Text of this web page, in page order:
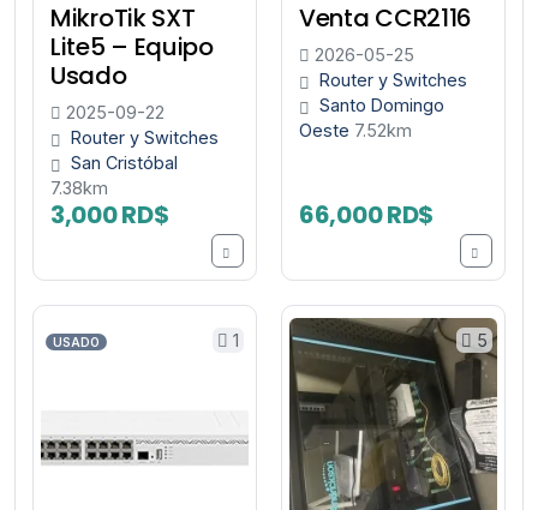
MikroTik SXT
Lite5 – Equipo
Usado
2025-09-22
Router y Switches
San Cristóbal
7.38km
3,000 RD$
Venta CCR2116
2026-05-25
Router y Switches
Santo Domingo
Oeste 7.52km
66,000 RD$
1
USADO 5